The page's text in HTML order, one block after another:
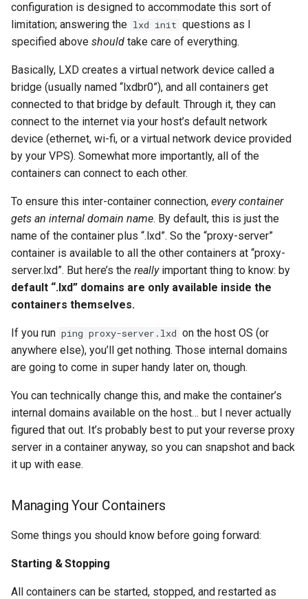
configuration is designed to accommodate this sort of
limitation; answering the lxd init questions as I
specified above should take care of everything.
Basically, LXD creates a virtual network device called a
bridge (usually named “lxdbr0”), and all containers get
connected to that bridge by default. Through it, they can
connect to the internet via your host’s default network
device (ethernet, wi-fi, or a virtual network device provided
by your VPS). Somewhat more importantly, all of the
containers can connect to each other.
To ensure this inter-container connection, every container
gets an internal domain name. By default, this is just the
name of the container plus “.lxd”. So the “proxy-server”
container is available to all the other containers at “proxy-
server.lxd”. But here’s the reallyimportant thing to know: by
default “.lxd” domains are only available inside the
containers themselves.
If you run ping proxy-server.lxd on the host OS (or
anywhere else), you’ll get nothing. Those internal domains
are going to come in super handy later on, though.
You can technically change this, and make the container’s
internal domains available on the host… but I never actually
figured that out. It’s probably best to put your reverse proxy
server in a container anyway, so you can snapshot and back
it up with ease.
Managing Your Containers
Some things you should know before going forward:
Starting & Stopping
All containers can be started, stopped, and restarted as